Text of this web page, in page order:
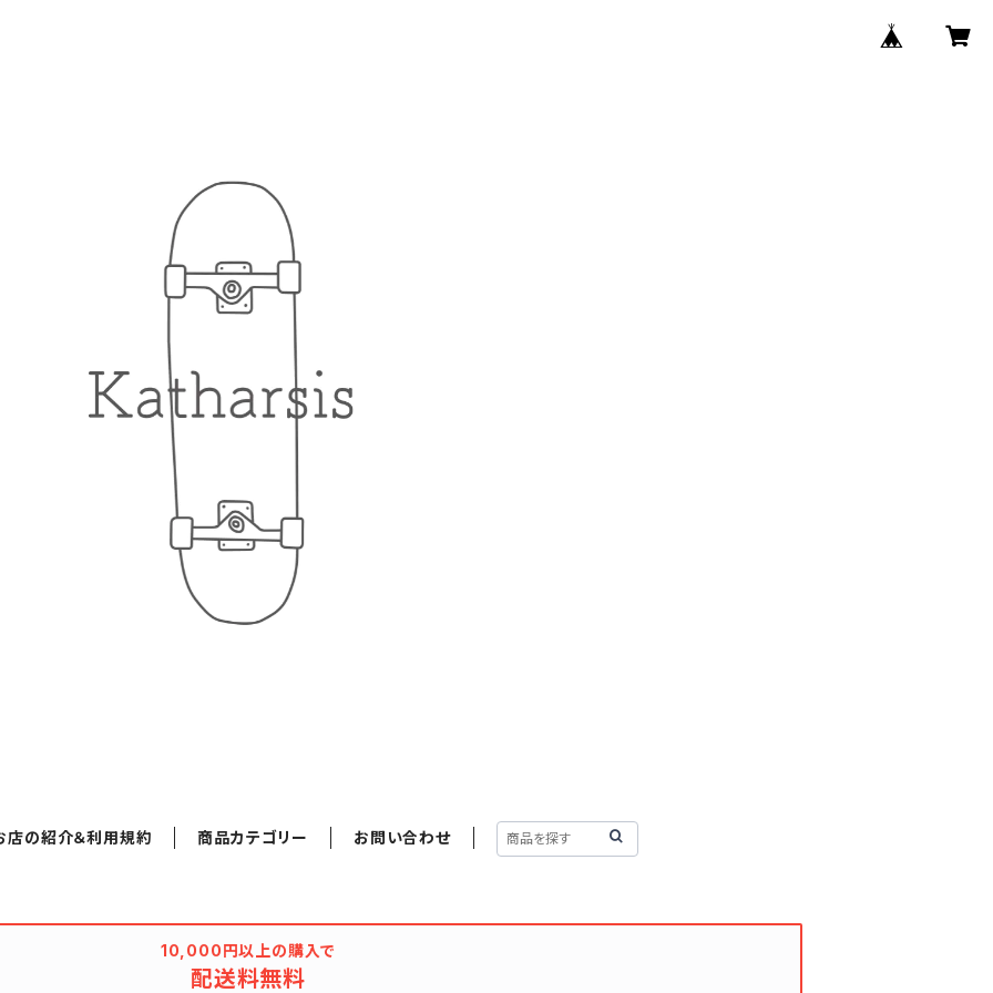
店の紹介＆利用規約 商品カテゴリー お問い合わせ
10,000円以上の購入で
配送料無料